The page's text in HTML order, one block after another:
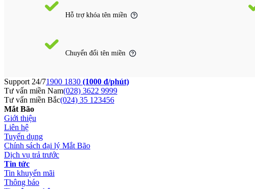
Hỗ trợ khóa tên miền
Chuyển đổi tên miền
Support 24/71900 1830 (1000 đ/phút)
Tư vấn miền Nam(028) 3622 9999
Tư vấn miền Bắc(024) 35 123456
Mắt Bão
Giới thiệu
Liên hệ
Tuyển dụng
Chính sách đại lý Mắt Bão
Dịch vụ trả trước
Tin tức
Tin khuyến mãi
Thông báo